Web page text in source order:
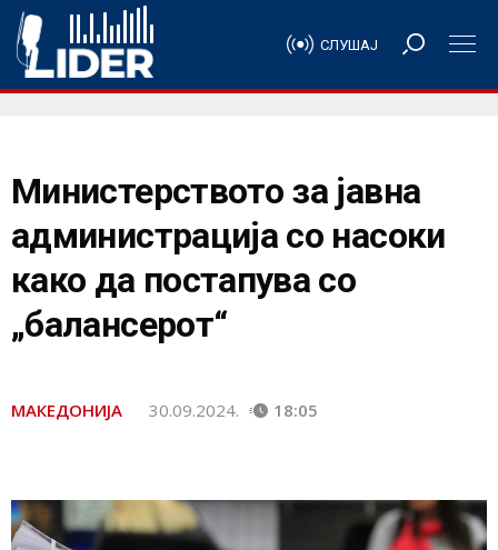
СЛУШАЈ
Министерството за јавна
администрација со насоки
како да постапува со
„балансерот“
МАКЕДОНИЈА 30.09.2024. 18:05